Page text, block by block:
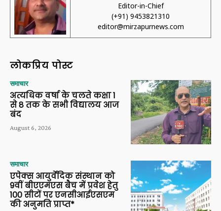
Editor-in-Chief
(+91) 9453821310
editor@mirzapurnews.com
लोकप्रिय पोस्ट
समाचार
अत्यधिक वर्षा के चलते कक्षा 1
से 8 तक के सभी विद्यालय आज
बंद
August 6, 2026
समाचार
एपेक्स आयुर्वेदिक संस्थान को
9वीं बीएएमएस बैच में प्रवेश हेतु
100 सीटों पर एनसीआईएसएम
की अनुमति प्राप्त*